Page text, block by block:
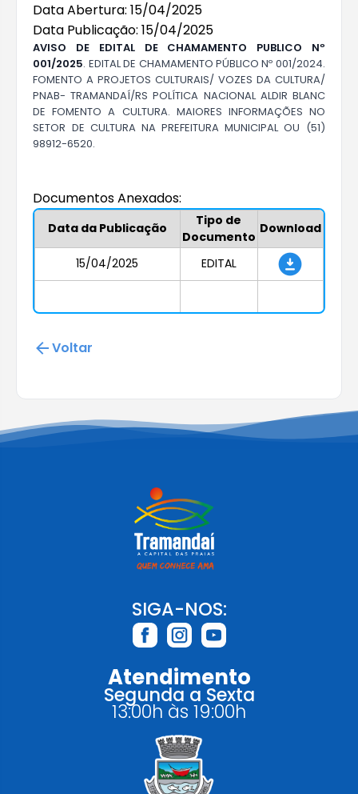
Data Abertura: 15/04/2025
Data Publicação: 15/04/2025
AVISO DE EDITAL DE CHAMAMENTO PUBLICO
Nº
001/2025. EDITAL DE CHAMAMENTO PÚBLICO Nº 001/2024.
FOMENTO A PROJETOS CULTURAIS/ VOZES DA CULTURA/
PNAB- TRAMANDAÍ/RS POLÍTICA NACIONAL ALDIR BLANC
DE FOMENTO A CULTURA. MAIORES INFORMAÇÕES NO
SETOR DE CULTURA NA PREFEITURA MUNICIPAL OU (51)
98912-6520.
Documentos Anexados:
Data da Publicação
Tipo de
Documento
Download
15/04/2025 EDITAL
Voltar
SIGA-NOS:
Atendimento
Segunda a Sexta
13:00h às 19:00h